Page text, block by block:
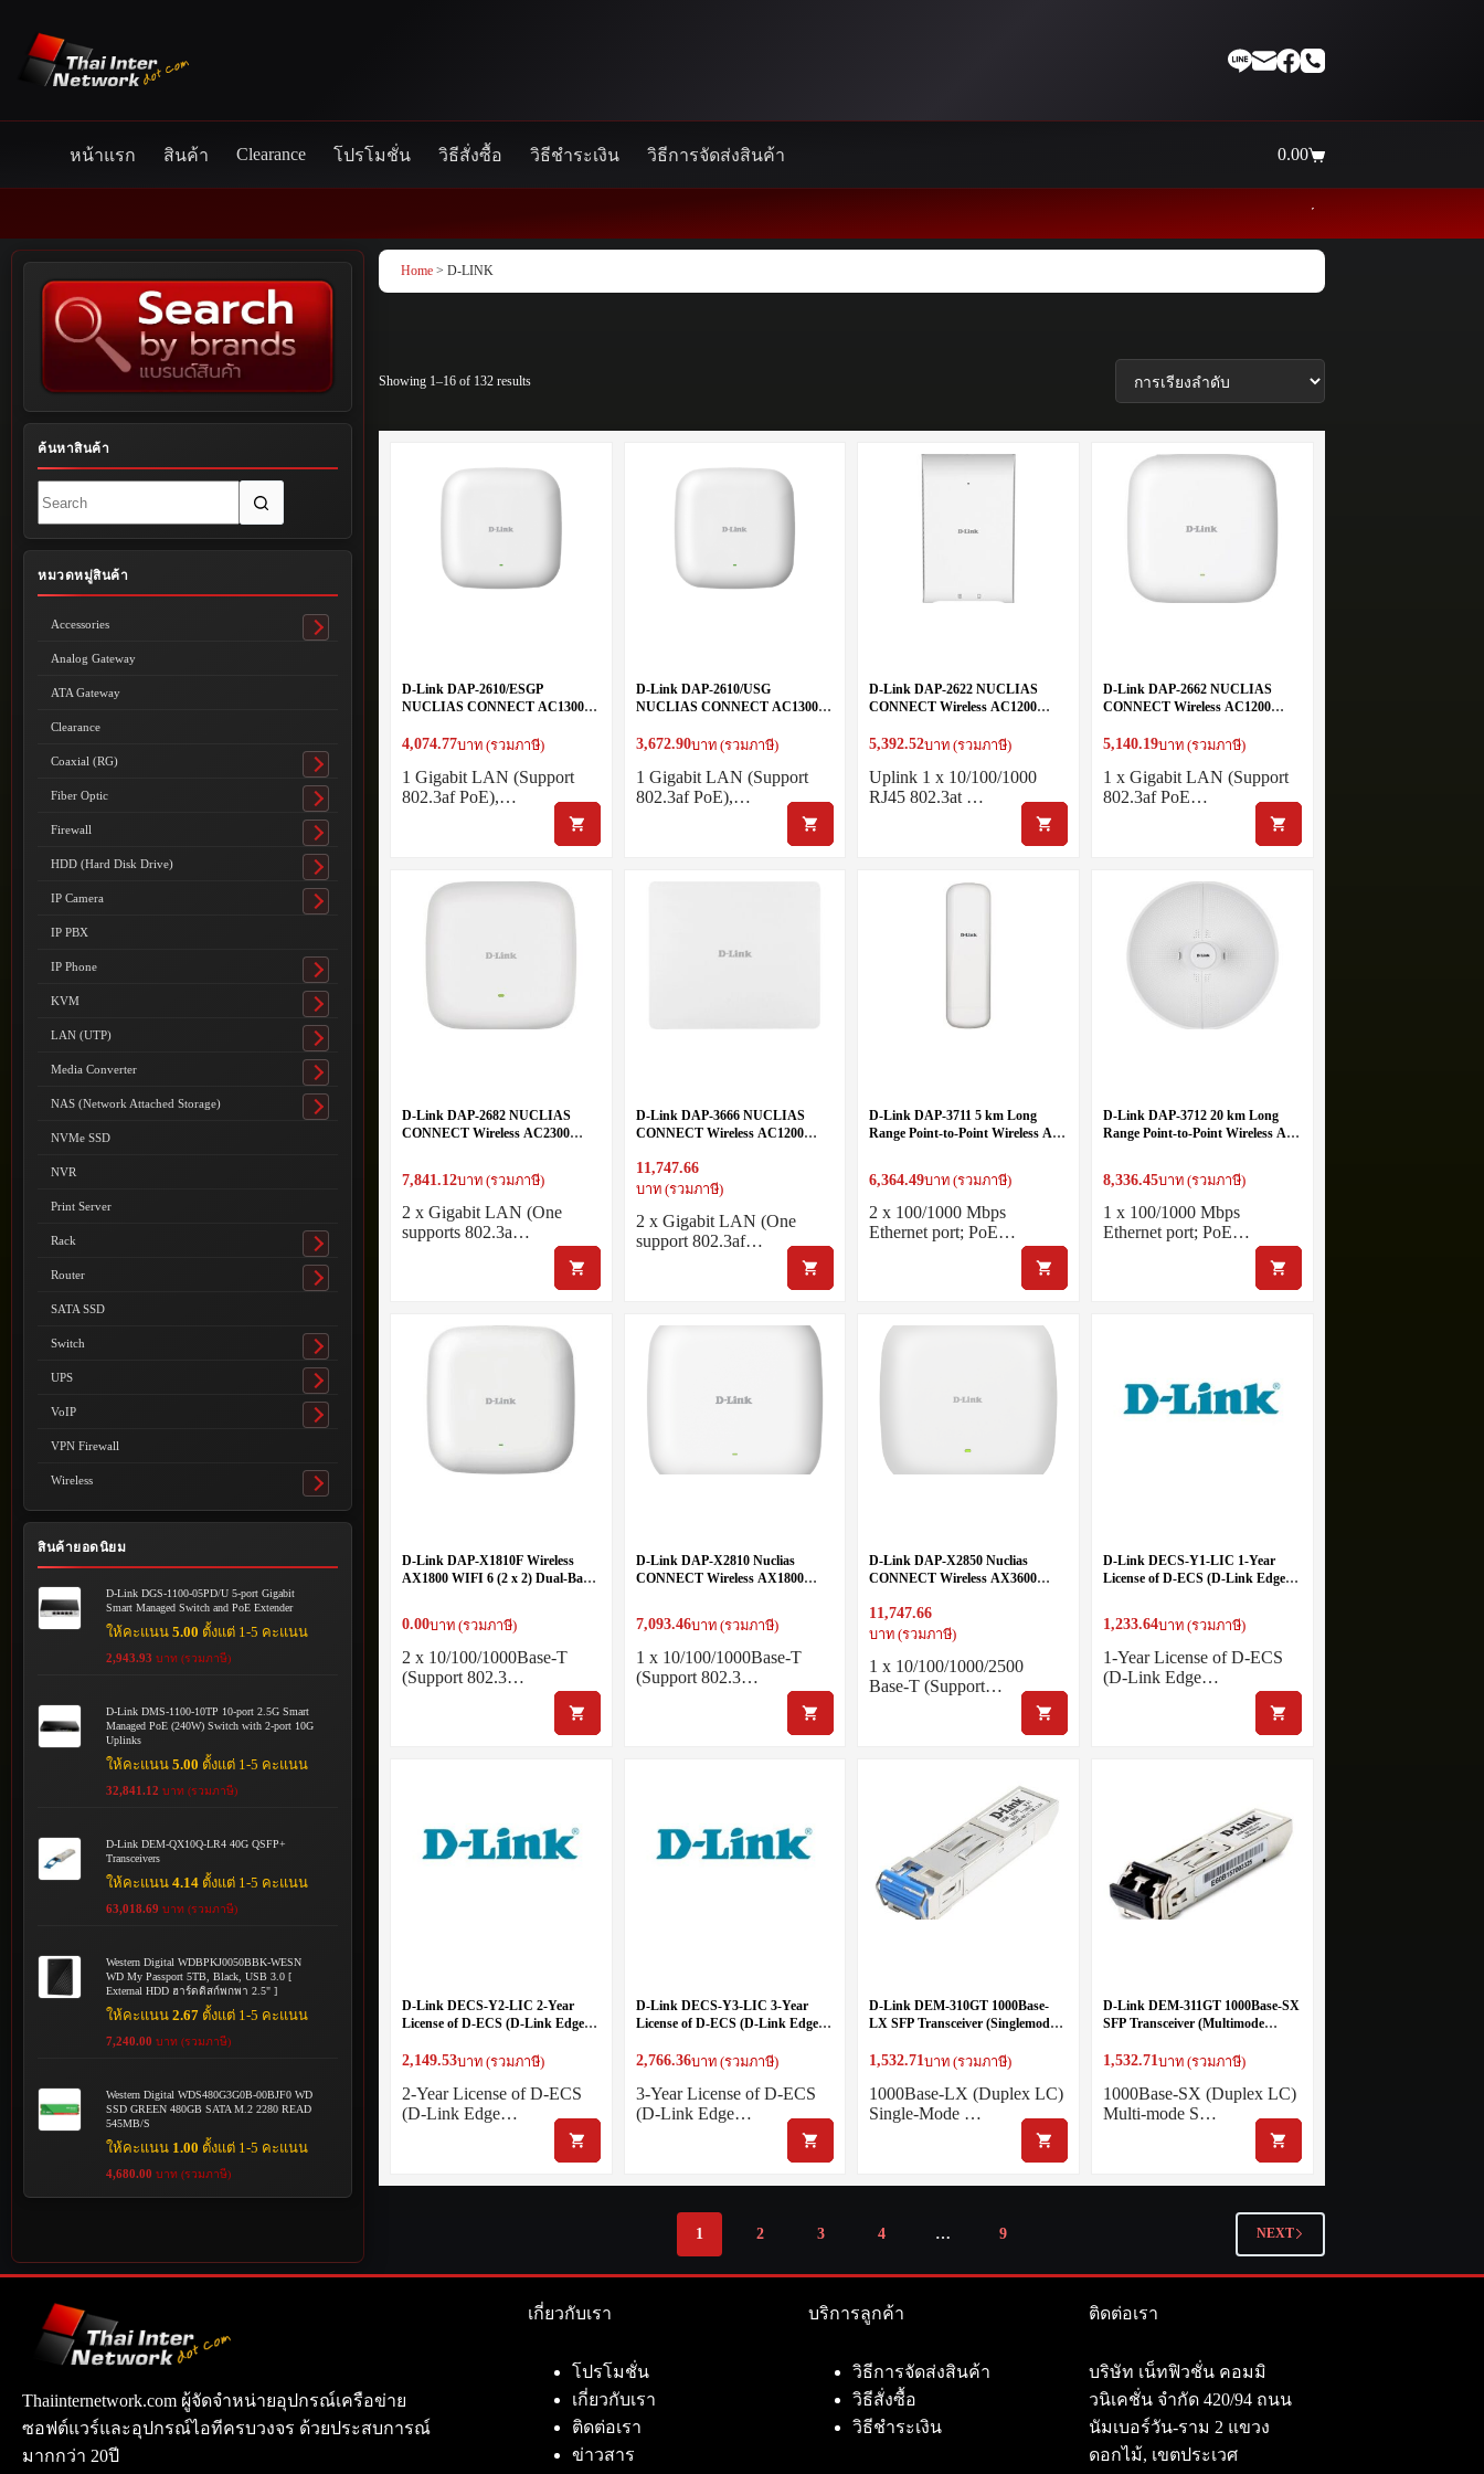
content
หน้าแรก สินค้า Clearance โปรโมชั่น วิธีสั่งซื้อ วิธีชำระเงิน วิธีการจัดส่งสินค้า
Shopping
0.00
Thaiinternetwork ศูนย์รวมอุป
Home > D-LINK
Showing 1–16 of 132 results
D-Link DAP-2610/ESGP
NUCLIAS CONNECT AC1300
ACCESS POINT
4,074.77บาท (รวมภาษี)
1 Gigabit LAN (Support
802.3af PoE),…
D-Link DAP-2610/USG
NUCLIAS CONNECT AC1300
ACCESS POINT
3,672.90บาท (รวมภาษี)
1 Gigabit LAN (Support
802.3af PoE),…
D-Link DAP-2622 NUCLIAS
CONNECT Wireless AC1200
PLATE Access Point
5,392.52บาท (รวมภาษี)
Uplink 1 x 10/100/1000
RJ45 802.3at …
D-Link DAP-2662 NUCLIAS
CONNECT Wireless AC1200
INDOOR Access Point
5,140.19บาท (รวมภาษี)
1 x Gigabit LAN (Support
802.3af PoE…
D-Link DAP-2682 NUCLIAS
CONNECT Wireless AC2300
7,841.12บาท (รวมภาษี)
2 x Gigabit LAN (One
supports 802.3a…
D-Link DAP-3666 NUCLIAS
CONNECT Wireless AC1200
OUTDOOR Access Point
11,747.66
บาท (รวมภาษี)
2 x Gigabit LAN (One
support 802.3af…
D-Link DAP-3711 5 km Long
Range Point-to-Point Wireless AC
6,364.49บาท (รวมภาษี)
2 x 100/1000 Mbps
Ethernet port; PoE…
D-Link DAP-3712 20 km Long
Range Point-to-Point Wireless AC
8,336.45บาท (รวมภาษี)
1 x 100/1000 Mbps
Ethernet port; PoE…
D-Link DAP-X1810F Wireless
AX1800 WIFI 6 (2 x 2) Dual-Band
0.00บาท (รวมภาษี)
2 x 10/100/1000Base-T
(Support 802.3…
D-Link DAP-X2810 Nuclias
CONNECT Wireless AX1800
7,093.46บาท (รวมภาษี)
1 x 10/100/1000Base-T
(Support 802.3…
D-Link DAP-X2850 Nuclias
CONNECT Wireless AX3600
INDOOR Access Point
11,747.66
บาท (รวมภาษี)
1 x 10/100/1000/2500
Base-T (Support…
D-Link DECS-Y1-LIC 1-Year
License of D-ECS (D-Link Edge
1,233.64บาท (รวมภาษี)
1-Year License of D-ECS
(D-Link Edge…
D-Link DECS-Y2-LIC 2-Year
License of D-ECS (D-Link Edge
Routers
2,149.53บาท (รวมภาษี)
2-Year License of D-ECS
(D-Link Edge…
D-Link DECS-Y3-LIC 3-Year
License of D-ECS (D-Link Edge
Routers
2,766.36บาท (รวมภาษี)
3-Year License of D-ECS
(D-Link Edge…
D-Link DEM-310GT 1000Base-
LX SFP Transceiver (Singlemode
1,532.71บาท (รวมภาษี)
1000Base-LX (Duplex LC)
Single-Mode …
D-Link DEM-311GT 1000Base-SX
SFP Transceiver (Multimode
1,532.71บาท (รวมภาษี)
1000Base-SX (Duplex LC)
Multi-mode S…
1 2 3 4 … 9 NEXT
ค้นหาสินค้า
results
หมวดหมู่สินค้า
Accessories
Toggle
Analog Gateway
ATA Gateway
Clearance
Coaxial (RG)
Toggle
submenu
Fiber Optic
Toggle
submenu
Firewall
Toggle
submenu
HDD (Hard Disk Drive)
Toggle
submenu
IP Camera
Toggle
IP PBX
IP Phone
Toggle
submenu
KVM
Toggle
submenu
LAN (UTP)
Toggle
submenu
Media Converter
Toggle
submenu
NAS (Network Attached Storage)
Toggle
NVMe SSD
NVR
Print Server
Rack
Toggle
submenu
Router
Toggle
SATA SSD
Switch
Toggle
submenu
UPS
Toggle
submenu
VoIP
Toggle
VPN Firewall
Wireless
Toggle
submenu
สินค้ายอดนิยม
D-Link DGS-1100-05PD/U 5-port Gigabit
Smart Managed Switch and PoE Extender
ให้คะแนน5.00 ตั้งแต่ 1-5 คะแนน
2,943.93 บาท (รวมภาษี)
D-Link DMS-1100-10TP 10-port 2.5G Smart
Managed PoE (240W) Switch with 2-port 10G
Uplinks
ให้คะแนน5.00 ตั้งแต่ 1-5 คะแนน
32,841.12 บาท (รวมภาษี)
D-Link DEM-QX10Q-LR4 40G QSFP+
Transceivers
ให้คะแนน4.14 ตั้งแต่ 1-5 คะแนน
63,018.69 บาท (รวมภาษี)
Western Digital WDBPKJ0050BBK-WESN
WD My Passport 5TB, Black, USB 3.0 [
External HDD ฮาร์ดดิสก์พกพา 2.5" ]
ให้คะแนน2.67 ตั้งแต่ 1-5 คะแนน
7,240.00 บาท (รวมภาษี)
Western Digital WDS480G3G0B-00BJF0 WD
SSD GREEN 480GB SATA M.2 2280 READ
545MB/S
ให้คะแนน 1.00 ตั้งแต่ 1-5 คะแนน
4,680.00 บาท (รวมภาษี)
Thaiinternetwork.com ผู้จัดจำหน่ายอุปกรณ์เครือข่าย
ซอฟต์แวร์และอุปกรณ์ไอทีครบวงจร ด้วยประสบการณ์
มากกว่า 20ปี
เกี่ยวกับเรา
โปรโมชั่น
เกี่ยวกับเรา
ติดต่อเรา
ข่าวสาร
บริการลูกค้า
วิธีการจัดส่งสินค้า
วิธีสั่งซื้อ
วิธีชำระเงิน
ติดต่อเรา
บริษัท เน็ทฟิวชั่น คอมมิ
วนิเคชั่น จำกัด 420/94 ถนน
นัมเบอร์วัน-ราม 2 แขวง
ดอกไม้, เขตประเวศ